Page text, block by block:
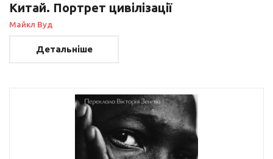
Китай. Портрет цивілізації
Майкл Вуд
Детальніше